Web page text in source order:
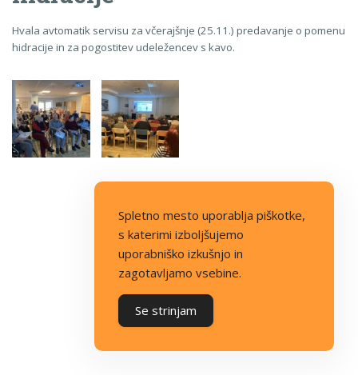
Hvala avtomatik servisu za včerajšnje (25.11.) predavanje o pomenu
hidracije in za pogostitev udeležencev s kavo.
Spletno mesto uporablja piškotke,
s katerimi izboljšujemo
uporabniško izkušnjo in
zagotavljamo vsebine.
Se strinjam